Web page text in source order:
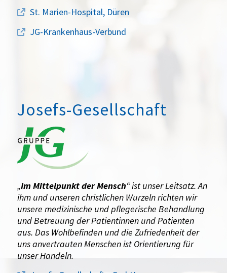
St. Marien-Hospital, Düren
JG-Krankenhaus-Verbund
Josefs-Gesellschaft
„Im Mittelpunkt der Mensch“ ist unser Leitsatz. An
ihm und unseren christlichen Wurzeln richten wir
unsere medizinische und pflegerische Behandlung
und Betreuung der Patientinnen und Patienten
aus. Das Wohlbefinden und die Zufriedenheit der
uns anvertrauten Menschen ist Orientierung für
unser Handeln.